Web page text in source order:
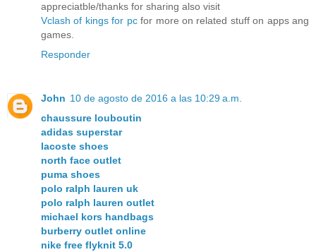
appreciatble/thanks for sharing also visit
Vclash of kings for pcfor more on related stuff on apps ang
games.
Responder
John 10 de agosto de 2016 a las 10:29 a.m.
chaussure louboutin
adidas superstar
lacoste shoes
north face outlet
puma shoes
polo ralph lauren uk
polo ralph lauren outlet
michael kors handbags
burberry outlet online
nike free flyknit 5.0